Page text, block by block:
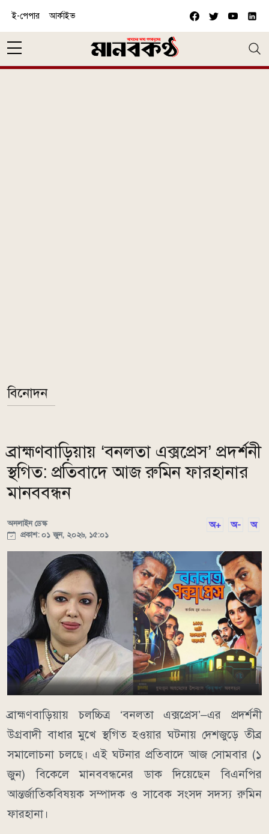
ই-পেপার আর্কাইভ
বিনোদন
ব্রাহ্মণবাড়িয়ায় ‘বনলতা এক্সপ্রেস’ প্রদর্শনী
স্থগিত: প্রতিবাদে আজ রুমিন ফারহানার
মানববন্ধন
অনলাইন ডেস্ক
প্রকাশ: ০১ জুন, ২০২৬, ১৫:০১
অ+ অ- অ
ব্রাহ্মণবাড়িয়ায় চলচ্চিত্র ‘বনলতা এক্সপ্রেস’–এর প্রদর্শনী
উগ্রবাদী বাধার মুখে স্থগিত হওয়ার ঘটনায় দেশজুড়ে তীব্র
সমালোচনা চলছে। এই ঘটনার প্রতিবাদে আজ সোমবার (১
জুন) বিকেলে মানববন্ধনের ডাক দিয়েছেন বিএনপির
আন্তর্জাতিকবিষয়ক সম্পাদক ও সাবেক সংসদ সদস্য রুমিন
ফারহানা।